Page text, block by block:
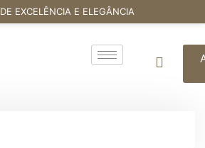
EXCELÊNCIA E ELEGÂNCIA